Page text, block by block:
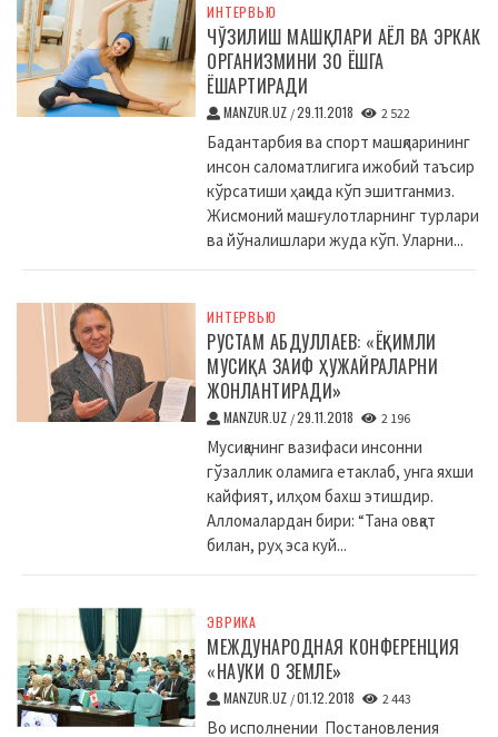
ИНТЕРВЬЮ
ЧЎЗИЛИШ МАШҚЛАРИ АЁЛ ВА ЭРКАК
ОРГАНИЗМИНИ 30 ЁШГА
ЁШАРТИРАДИ
MANZUR.UZ /29.11.2018 2 522
Бадантарбия ва спорт машқларининг
инсон саломатлигига ижобий таъсир
кўрсатиши ҳақида кўп эшитганмиз.
Жисмоний машғулотларнинг турлари
ва йўналишлари жуда кўп. Уларни...
ИНТЕРВЬЮ
РУСТАМ АБДУЛЛАЕВ: «ЁҚИМЛИ
МУСИҚА ЗАИФ ҲУЖАЙРАЛАРНИ
ЖОНЛАНТИРАДИ»
MANZUR.UZ /29.11.2018 2 196
Мусиқанинг вазифаси инсонни
гўзаллик оламига етаклаб, унга яхши
кайфият, илҳом бахш этишдир.
Алломалардан бири: “Тана овқат
билан, руҳ эса куй...
ЭВРИКА
МЕЖДУНАРОДНАЯ КОНФЕРЕНЦИЯ
«НАУКИ О ЗЕМЛЕ»
MANZUR.UZ /01.12.2018 2 443
Во исполнении Постановления